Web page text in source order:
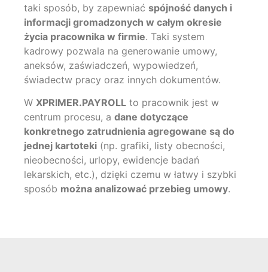
taki sposób, by zapewniać spójność danych i
informacji gromadzonych w całym okresie
życia pracownika w firmie. Taki system
kadrowy pozwala na generowanie umowy,
aneksów, zaświadczeń, wypowiedzeń,
świadectw pracy oraz innych dokumentów.
W XPRIMER.PAYROLL to pracownik jest w
centrum procesu, a dane dotyczące
konkretnego zatrudnienia agregowane są do
jednej kartoteki (np. grafiki, listy obecności,
nieobecności, urlopy, ewidencje badań
lekarskich, etc.), dzięki czemu w łatwy i szybki
sposób można analizować przebieg umowy.